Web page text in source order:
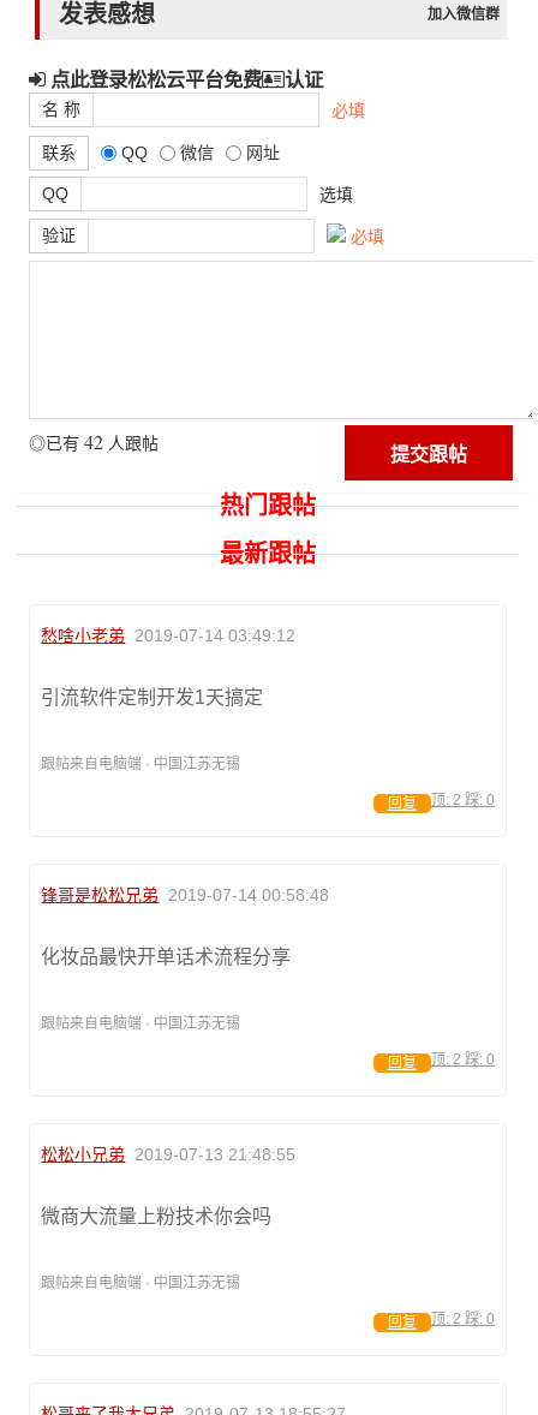
发表感想 加入微信群
点此登录松松云平台免费 认证
名 称 必填
联系 QQ 微信 网址
QQ 选填
验证 必填
◎已有 42 人跟帖
热门跟帖
最新跟帖
愁啥小老弟 2019-07-14 03:49:12
引流软件定制开发1天搞定
跟帖来自电脑端 · 中国江苏无锡
顶: 2 踩: 0
回复
锋哥是松松兄弟 2019-07-14 00:58:48
化妆品最快开单话术流程分享
跟帖来自电脑端 · 中国江苏无锡
顶: 2 踩: 0
回复
松松小兄弟 2019-07-13 21:48:55
微商大流量上粉技术你会吗
跟帖来自电脑端 · 中国江苏无锡
顶: 2 踩: 0
回复